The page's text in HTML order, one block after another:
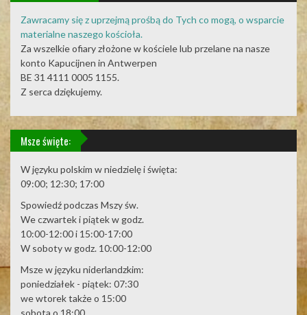
Zawracamy się z uprzejmą prośbą do Tych co mogą, o wsparcie
materialne naszego kościoła.
Za wszelkie ofiary złożone w kościele lub przelane na nasze
konto Kapucijnen in Antwerpen
BE 31 4111 0005 1155.
Z serca dziękujemy.
Msze święte:
W języku polskim w niedzielę i święta:
09:00; 12:30; 17:00
Spowiedź podczas Mszy św.
We czwartek i piątek w godz.
10:00-12:00 i 15:00-17:00
W soboty w godz. 10:00-12:00
Msze w języku niderlandzkim:
poniedziałek - piątek: 07:30
we wtorek także o 15:00
sobota o 18:00